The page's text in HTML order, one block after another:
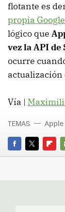
flotante es
propia
lógico que
vez la API
ocurre
actualización
Vía |
FACEBOOK
TWITTER
TEMAS Apple